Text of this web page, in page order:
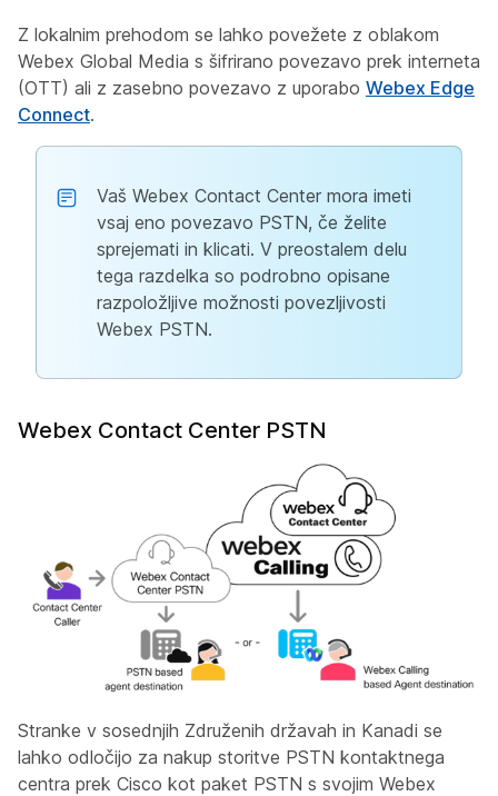
Z lokalnim prehodom se lahko povežete z oblakom
Webex Global Media s šifrirano povezavo prek interneta
(OTT) ali z zasebno povezavo z uporabo Webex Edge
Connect.
Vaš Webex Contact Center mora imeti
vsaj eno povezavo PSTN, če želite
sprejemati in klicati. V preostalem delu
tega razdelka so podrobno opisane
razpoložljive možnosti povezljivosti
Webex PSTN.
Webex Contact Center PSTN
Stranke v sosednjih Združenih državah in Kanadi se
lahko odločijo za nakup storitve PSTN kontaktnega
centra prek Cisco kot paket PSTN s svojim Webex